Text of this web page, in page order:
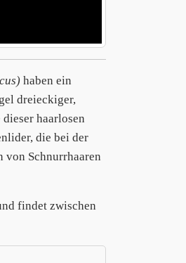
haben ein
dreieckiger,
haarlosen
die bei der
von Schnurrhaaren
findet zwischen